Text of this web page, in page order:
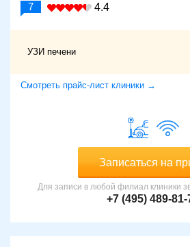
7 4.4
УЗИ печени
Смотреть прайс-лист клиники →
Записаться на
Для записи в любой филиал клиники
+7 (495) 489-81-